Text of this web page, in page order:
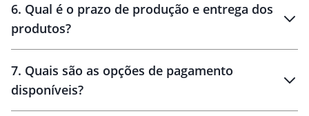
6. Qual é o prazo de produção e entrega dos
produtos?
10 dias
brinde
48 horas
7. Quais são as opções de pagamento
disponíveis?